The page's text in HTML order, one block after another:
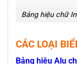
Bảng hiệu chữ
CÁC LOẠI
Bảng hiệu Alu